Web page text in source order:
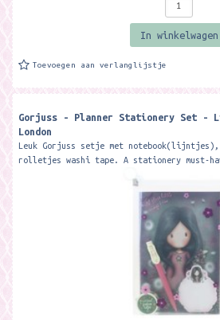
In winkelwagen
Toevoegen aan verlanglijstje
Gorjuss - Planner Stationery Set -
London
Leuk Gorjuss setje met notebook(lijntjes),
rolletjes washi tape. A stationery must-